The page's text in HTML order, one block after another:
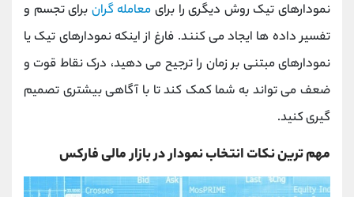
نمودارهای تیک روش دیگری را برای معامله گران برای تجسم و
تفسیر داده ها ایجاد می کنند. فارغ از اینکه نمودارهای تیک یا
نمودارهای مبتنی بر زمان را ترجیح می دهید، درک نقاط قوت و
ضعف می تواند به شما کمک کند تا با آگاهی بیشتری تصمیم
گیری کنید.
مهم ترین نکات انتخاب نمودار در بازار مالی فارکس